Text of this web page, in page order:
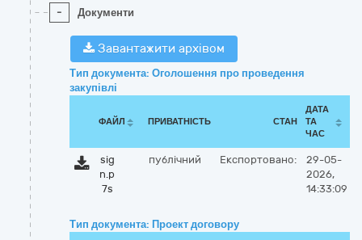
- Документи
Завантажити архівом
Тип документа: Оголошення про проведення
закупівлі
ФАЙЛ ПРИВАТНІСТЬ СТАН
ДАТА
ТА
ЧАС
sig
n.p
7s
публічний Експортовано:
29-05-
2026,
14:33:09
Тип документа: Проект договору